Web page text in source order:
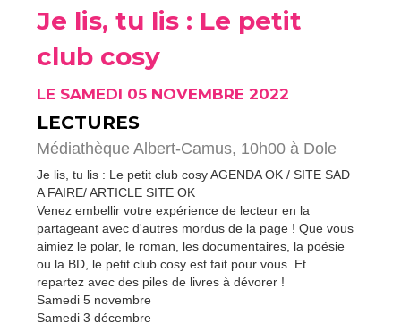
Je lis, tu lis : Le petit
club cosy
LE SAMEDI 05 NOVEMBRE 2022
LECTURES
Médiathèque Albert-Camus, 10h00 à Dole
Je lis, tu lis : Le petit club cosy AGENDA OK / SITE SAD
A FAIRE/ ARTICLE SITE OK
Venez embellir votre expérience de lecteur en la
partageant avec d'autres mordus de la page ! Que vous
aimiez le polar, le roman, les documentaires, la poésie
ou la BD, le petit club cosy est fait pour vous. Et
repartez avec des piles de livres à dévorer !
Samedi 5 novembre
Samedi 3 décembre